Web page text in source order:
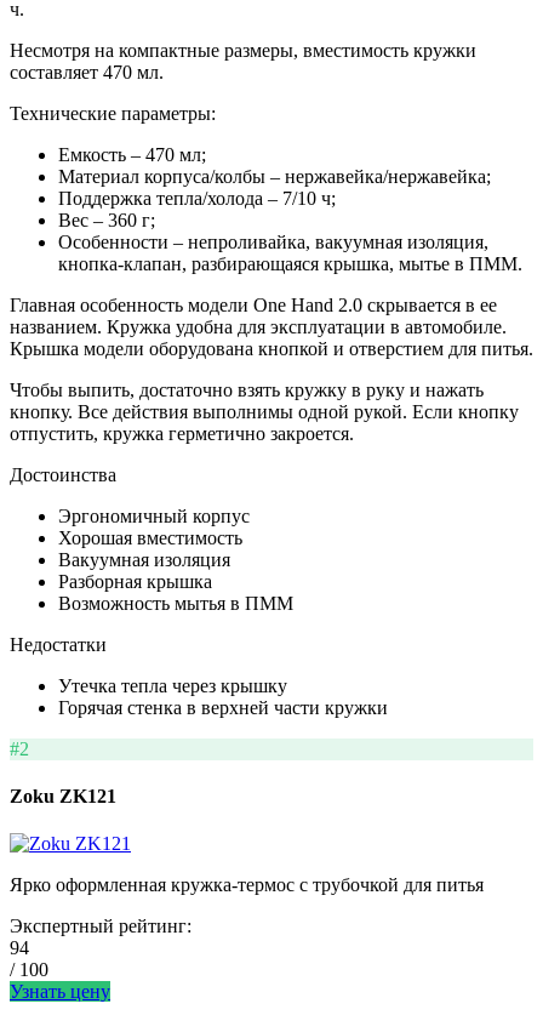
ч.
Несмотря на компактные размеры, вместимость кружки
составляет 470 мл.
Технические параметры:
Емкость – 470 мл;
Материал корпуса/колбы – нержавейка/нержавейка;
Поддержка тепла/холода – 7/10 ч;
Вес – 360 г;
Особенности – непроливайка, вакуумная изоляция,
кнопка-клапан, разбирающаяся крышка, мытье в ПММ.
Главная особенность модели One Hand 2.0 скрывается в ее
названием. Кружка удобна для эксплуатации в автомобиле.
Крышка модели оборудована кнопкой и отверстием для питья.
Чтобы выпить, достаточно взять кружку в руку и нажать
кнопку. Все действия выполнимы одной рукой. Если кнопку
отпустить, кружка герметично закроется.
Достоинства
Эргономичный корпус
Хорошая вместимость
Вакуумная изоляция
Разборная крышка
Возможность мытья в ПММ
Недостатки
Утечка тепла через крышку
Горячая стенка в верхней части кружки
#2
Zoku ZK121
Ярко оформленная кружка-термос с трубочкой для питья
Экспертный рейтинг:
94
/ 100
Узнать цену